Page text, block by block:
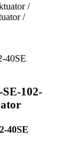
/
/
102-
40SE